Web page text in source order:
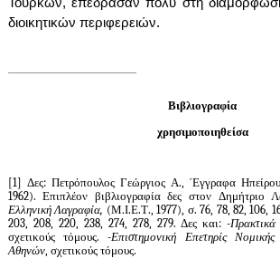
διοικητικών περιφερειών.
Βιβλιογραφία
χρησιμοποιηθείσα
[1] Δες: Πετρόπουλος Γεώργιος Α., ΄Εγγραφα
1962). Επιπλέον βιβλιογραφία δες στον Δημήτριο
Ελληνική Λαγραφία, (Μ.Ι.Ε.Τ., 1977), σ. 76, 78, 82, 106,
203, 208, 220, 238, 274, 278, 279. Δες και: -
σχετικούς τόμους. -Επιστημονική Επετηρίς
Αθηνών, σχετικούς τόμους.